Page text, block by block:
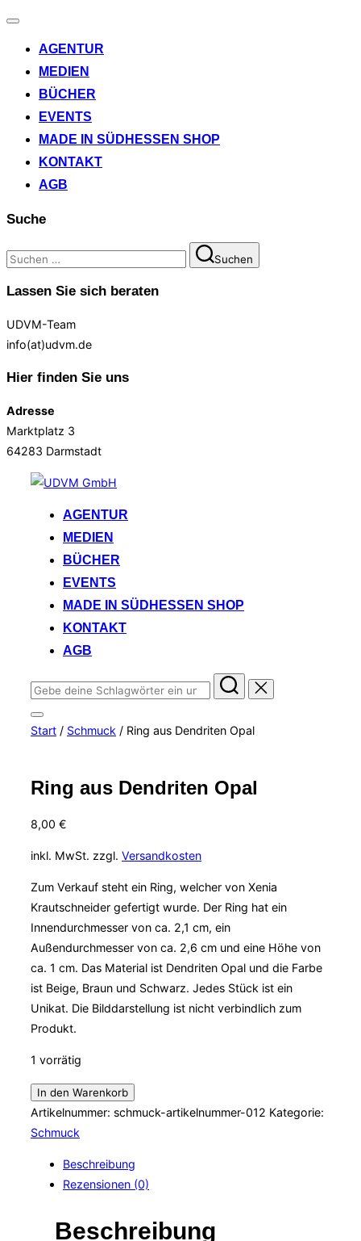
Navigation
AGENTUR
MEDIEN
BÜCHER
EVENTS
MADE IN SÜDHESSEN SHOP
KONTAKT
AGB
Suche
Suchen
nach:
Suchen
Lassen Sie sich beraten
UDVM-Team
info(at)udvm.de
Hier finden Sie uns
Adresse
Marktplatz 3
64283 Darmstadt
springen
AGENTUR
MEDIEN
BÜCHER
EVENTS
MADE IN SÜDHESSEN SHOP
KONTAKT
AGB
Suchen
nach:
Seitenleiste
&
Start / Schmuck / Ring aus Dendriten Opal
Ring aus Dendriten Opal
8,00 €
inkl. MwSt. zzgl. Versandkosten
Zum Verkauf steht ein Ring, welcher von Xenia
Krautschneider gefertigt wurde. Der Ring hat ein
Innendurchmesser von ca. 2,1 cm, ein
Außendurchmesser von ca. 2,6 cm und eine Höhe von
ca. 1 cm. Das Material ist Dendriten Opal und die Farbe
ist Beige, Braun und Schwarz. Jedes Stück ist ein
Unikat. Die Bilddarstellung ist nicht verbindlich zum
Produkt.
1 vorrätig
Ring
aus
Dendriten
Menge
In den Warenkorb
Artikelnummer: schmuck-artikelnummer-012 Kategorie:
Schmuck
Beschreibung
Rezensionen (0)
Beschreibung